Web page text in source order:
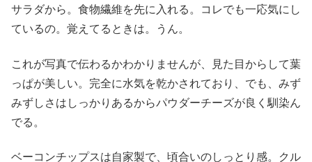
サラダから。食物繊維を先に入れる。コレでも一応気にし
ているの。覚えてるときは。うん。
これが写真で伝わるかわかりませんが、見た目からして葉
っぱが美しい。完全に水気を乾かされており、でも、みず
みずしさはしっかりあるからパウダーチーズが良く馴染ん
でる。
ベーコンチップスは自家製で、頃合いのしっとり感。クル